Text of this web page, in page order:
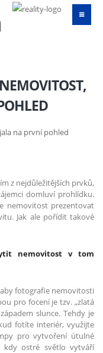
z nejdůležitějších prvků,
domluví prohlídku.
nemovitost prezentovat
Jak ale pořídit takové
nemovitost v tom
fotografie nemovitosti
pro focení je tzv. „zlatá
slunce. Tehdy je
fotíte interiér, využijte
pro vytvoření útulné
kdy ostré světlo vytváří